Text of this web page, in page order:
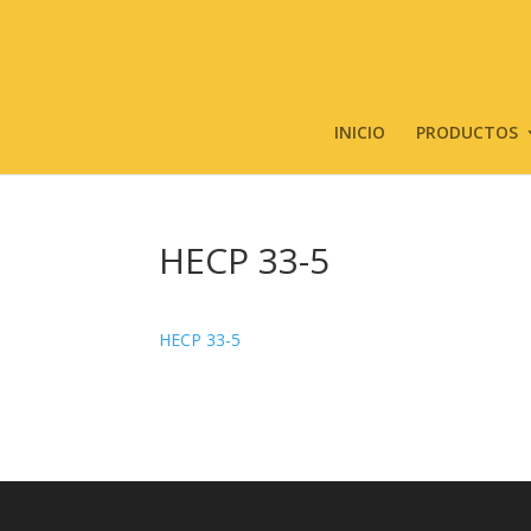
INICIO PRODUCTOS
HECP 33-5
HECP 33-5